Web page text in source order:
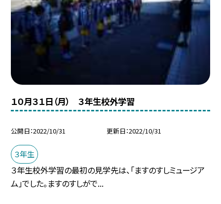
１０月３１日（月） ３年生校外学習
公開日 2022/10/31 更新日 2022/10/31
３年生
３年生校外学習の最初の見学先は、「ますのすしミュージア
ム」でした。ますのすしがで...